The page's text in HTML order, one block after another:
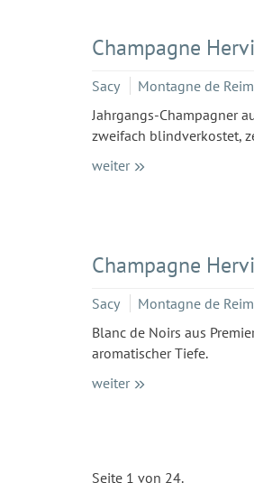
Champagne
Sacy Montagne de
Jahrgangs-Champagner
zweifach blindverkostet,
weiter
Champagne
Sacy Montagne de
Blanc de Noirs aus
aromatischer Tiefe.
weiter
Seite 1 von 24.